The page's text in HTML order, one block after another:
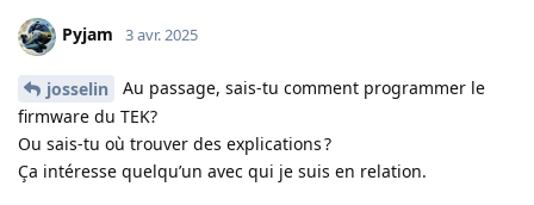
Pyjam 3 avr. 2025
josselin
Au passage, sais-tu comment programmer le
firmware du TEK?
Ou sais-tu où trouver des explications ?
Ça intéresse quelqu’un avec qui je suis en relation.